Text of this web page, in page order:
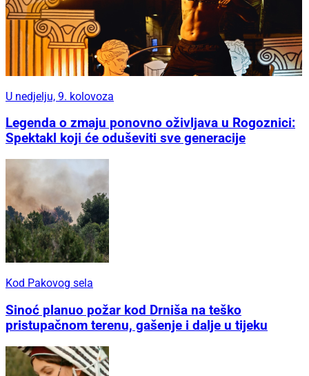
U nedjelju, 9. kolovoza
Legenda o zmaju ponovno oživljava u Rogoznici:
Spektakl koji će oduševiti sve generacije
Kod Pakovog sela
Sinoć planuo požar kod Drniša na teško
pristupačnom terenu, gašenje i dalje u tijeku